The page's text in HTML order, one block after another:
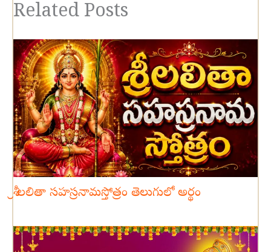
Related Posts
శ్రీ లలితా సహస్రనామస్తోత్రం తెలుగులో అర్థం